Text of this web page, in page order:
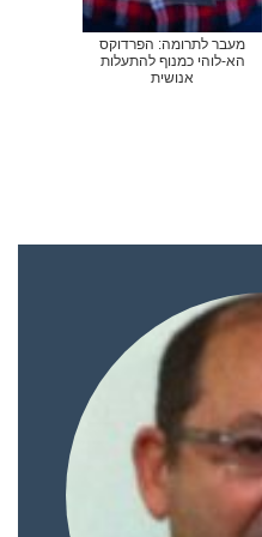
מעבר לתרומה: הפרדוקס
הא-לוהי כמנוף להתעלות
אנושית